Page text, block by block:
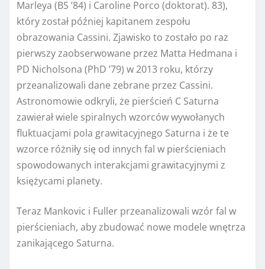
Marleya (BS ’84) i Caroline Porco (doktorat). 83),
który został później kapitanem zespołu
obrazowania Cassini. Zjawisko to zostało po raz
pierwszy zaobserwowane przez Matta Hedmana i
PD Nicholsona (PhD ’79) w 2013 roku, którzy
przeanalizowali dane zebrane przez Cassini.
Astronomowie odkryli, że pierścień C Saturna
zawierał wiele spiralnych wzorców wywołanych
fluktuacjami pola grawitacyjnego Saturna i że te
wzorce różniły się od innych fal w pierścieniach
spowodowanych interakcjami grawitacyjnymi z
księżycami planety.
Teraz Mankovic i Fuller przeanalizowali wzór fal w
pierścieniach, aby zbudować nowe modele wnętrza
zanikającego Saturna.